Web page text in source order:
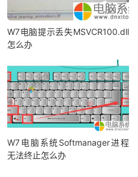
W7电脑提示丢失MSVCR100.dll
怎么办
W7电脑系统Softmanager进程
无法终止怎么办